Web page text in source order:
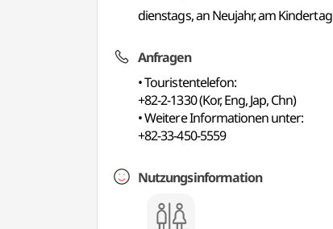
dienstags, an Neujahr, am
Anfragen
• Touristentelefon:
+82-2-1330 (Kor, Eng, Jap, Chn)
• Weitere Informationen unter:
+82-33-450-5559
Nutzungsinformation